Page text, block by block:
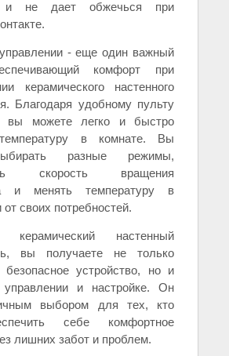
и не дает обжечься при
- еще один важный
комфорт при
керамического настенного
Благодаря удобному пульту
вы можете легко и быстро
в комнате. Вы
разные режимы,
скорость вращения
и менять температуру в
от своих потребностей.
керамический настенный
вы получаете не только
устройство, но и
управлении и настройке. Он
выбором для тех, кто
себе комфортное
лишних забот и проблем.